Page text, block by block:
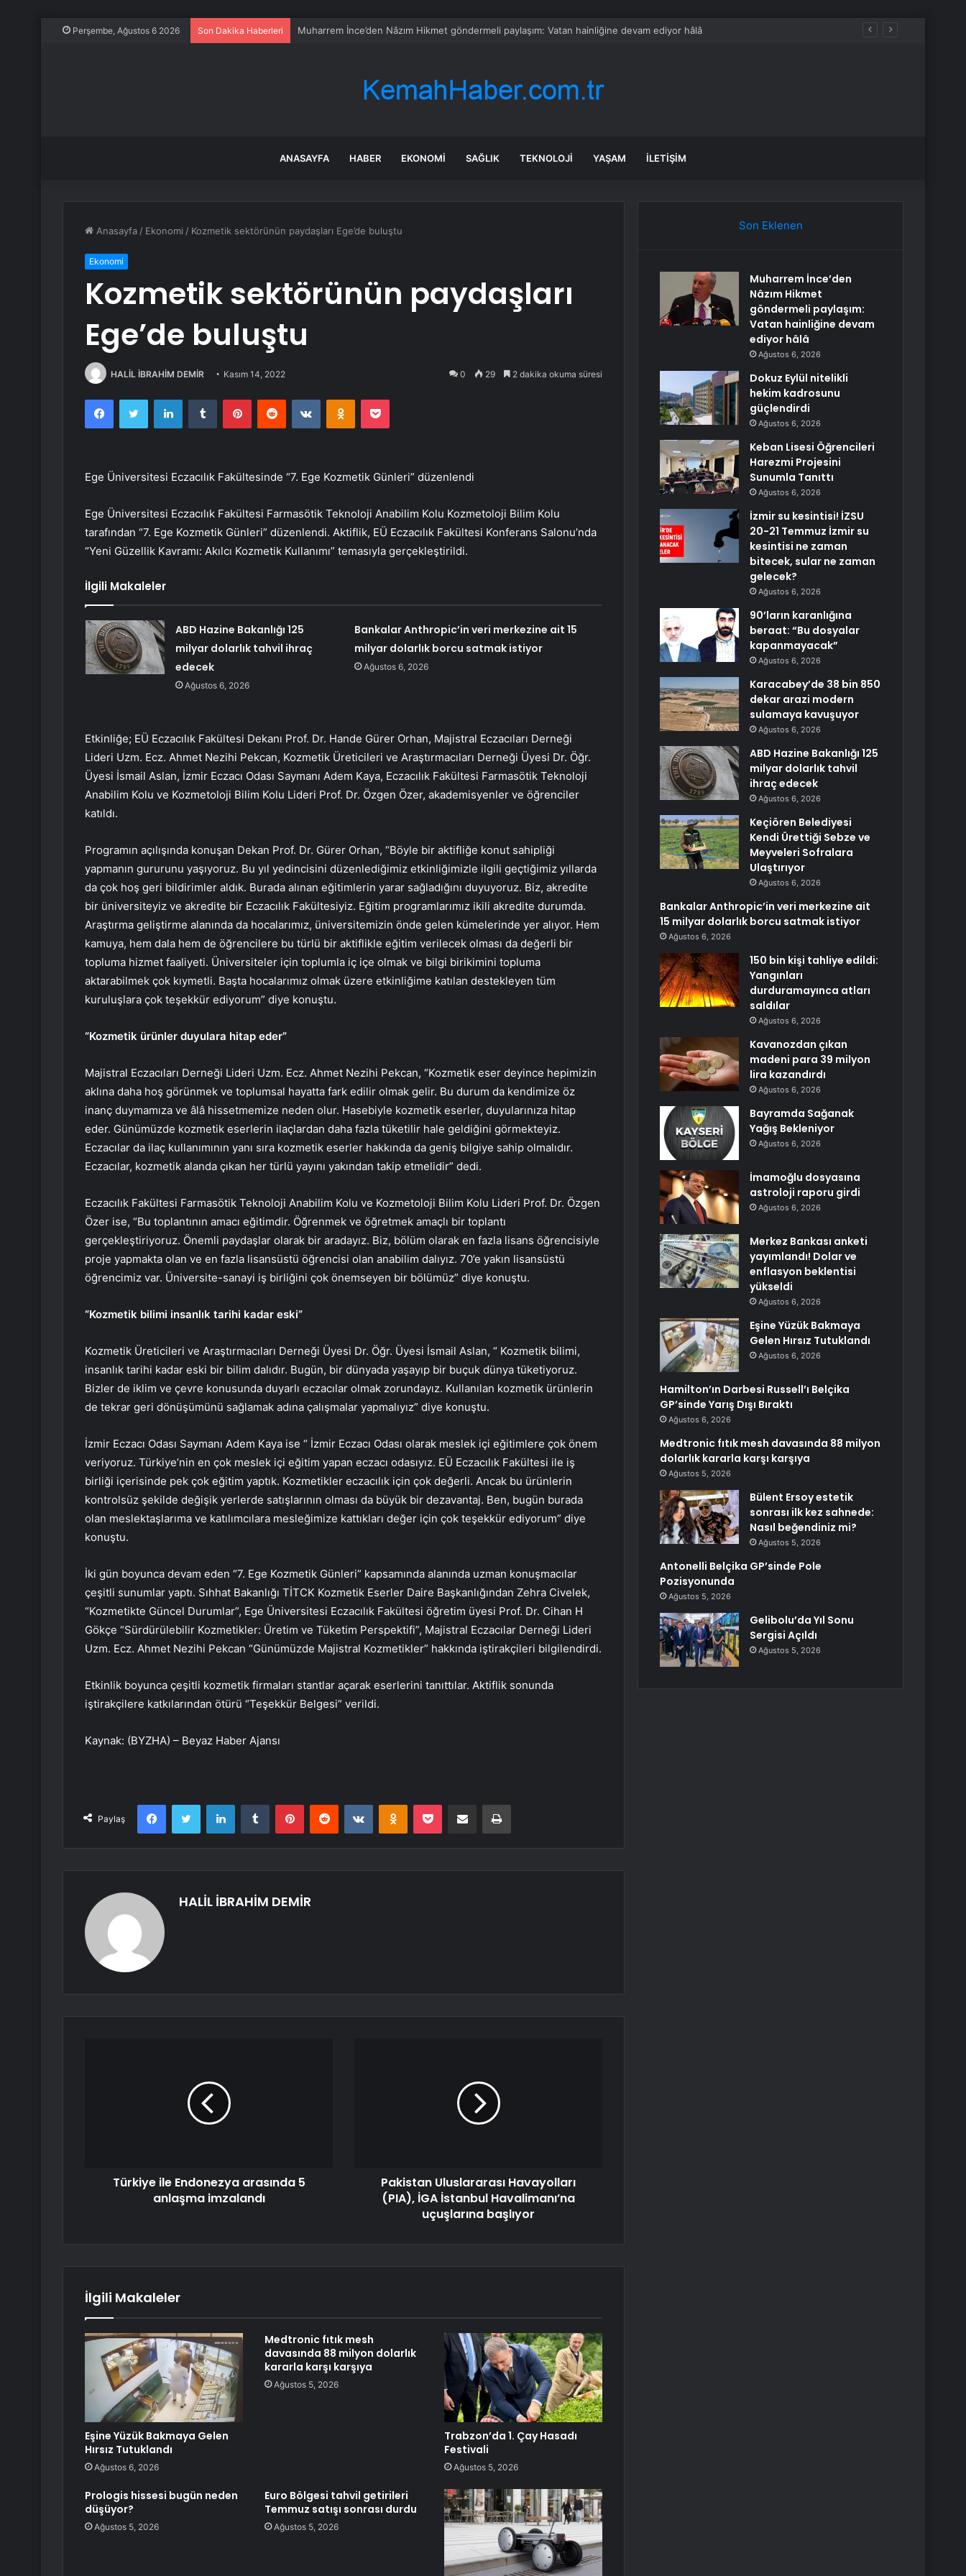
Perşembe, Ağustos 6 2026 Son Dakika Haberleri Dokuz Eylül nitelikli hekim kadrosunu güçlendirdi
ANASAYFA HABER EKONOMI SAĞLIK TEKNOLOJI YAŞAM İLETIŞIM
Anasayfa / Ekonomi / Kozmetik sektörünün paydaşları Ege’de buluştu
Ekonomi
Kozmetik sektörünün paydaşları
Ege’de buluştu
HALİL İBRAHİM DEMİR Kasım 14, 2022 0 29 2 dakika okuma süresi
FacebookTwitter LinkedInTumblr PinterestReddit VKontakteOdnoklassniki
Pocket
Ege Üniversitesi Eczacılık Fakültesinde “7. Ege Kozmetik Günleri” düzenlendi
Ege Üniversitesi Eczacılık Fakültesi Farmasötik Teknoloji Anabilim Kolu Kozmetoloji Bilim Kolu
tarafından “7. Ege Kozmetik Günleri” düzenlendi. Aktiflik, EÜ Eczacılık Fakültesi Konferans Salonu’nda
“Yeni Güzellik Kavramı: Akılcı Kozmetik Kullanımı” temasıyla gerçekleştirildi.
İlgili Makaleler
ABD Hazine Bakanlığı 125
milyar dolarlık tahvil ihraç
edecek
Ağustos 6, 2026
Bankalar Anthropic’in veri merkezine ait 15
milyar dolarlık borcu satmak istiyor
Ağustos 6, 2026
Etkinliğe; EÜ Eczacılık Fakültesi Dekanı Prof. Dr. Hande Gürer Orhan, Majistral Eczacıları Derneği
Lideri Uzm. Ecz. Ahmet Nezihi Pekcan, Kozmetik Üreticileri ve Araştırmacıları Derneği Üyesi Dr. Öğr.
Üyesi İsmail Aslan, İzmir Eczacı Odası Saymanı Adem Kaya, Eczacılık Fakültesi Farmasötik Teknoloji
Anabilim Kolu ve Kozmetoloji Bilim Kolu Lideri Prof. Dr. Özgen Özer, akademisyenler ve öğrenciler
katıldı.
Programın açılışında konuşan Dekan Prof. Dr. Gürer Orhan, “Böyle bir aktifliğe konut sahipliği
yapmanın gururunu yaşıyoruz. Bu yıl yedincisini düzenlediğimiz etkinliğimizle ilgili geçtiğimiz yıllarda
da çok hoş geri bildirimler aldık. Burada alınan eğitimlerin yarar sağladığını duyuyoruz. Biz, akredite
bir üniversiteyiz ve akredite bir Eczacılık Fakültesiyiz. Eğitim programlarımız ikili akredite durumda.
Araştırma geliştirme alanında da hocalarımız, üniversitemizin önde gelen kümelerinde yer alıyor. Hem
kamuya, hem dala hem de öğrencilere bu türlü bir aktiflikle eğitim verilecek olması da değerli bir
topluma hizmet faaliyeti. Üniversiteler için toplumla iç içe olmak ve bilgi birikimini topluma
aktarabilmek çok kıymetli. Başta hocalarımız olmak üzere etkinliğime katılan destekleyen tüm
kuruluşlara çok teşekkür ediyorum” diye konuştu.
“Kozmetik ürünler duyulara hitap eder”
Majistral Eczacıları Derneği Lideri Uzm. Ecz. Ahmet Nezihi Pekcan, “Kozmetik eser deyince hepimizin
aklına daha hoş görünmek ve toplumsal hayatta fark edilir olmak gelir. Bu durum da kendimize öz
inanç duymamıza ve âlâ hissetmemize neden olur. Hasebiyle kozmetik eserler, duyularınıza hitap
eder. Günümüzde kozmetik eserlerin ilaçlardan daha fazla tüketilir hale geldiğini görmekteyiz.
Eczacılar da ilaç kullanımının yanı sıra kozmetik eserler hakkında da geniş bilgiye sahip olmalıdır.
Eczacılar, kozmetik alanda çıkan her türlü yayını yakından takip etmelidir” dedi.
Eczacılık Fakültesi Farmasötik Teknoloji Anabilim Kolu ve Kozmetoloji Bilim Kolu Lideri Prof. Dr. Özgen
Özer ise, “Bu toplantının amacı eğitimdir. Öğrenmek ve öğretmek amaçlı bir toplantı
gerçekleştiriyoruz. Önemli paydaşlar olarak bir aradayız. Biz, bölüm olarak en fazla lisans öğrencisiyle
proje yapmakta olan ve en fazla lisansüstü öğrencisi olan anabilim dalıyız. 70’e yakın lisansüstü
öğrencimiz var. Üniversite-sanayi iş birliğini çok önemseyen bir bölümüz” diye konuştu.
“Kozmetik bilimi insanlık tarihi kadar eski”
Kozmetik Üreticileri ve Araştırmacıları Derneği Üyesi Dr. Öğr. Üyesi İsmail Aslan, “ Kozmetik bilimi,
insanlık tarihi kadar eski bir bilim dalıdır. Bugün, bir dünyada yaşayıp bir buçuk dünya tüketiyoruz.
Bizler de iklim ve çevre konusunda duyarlı eczacılar olmak zorundayız. Kullanılan kozmetik ürünlerin
de tekrar geri dönüşümünü sağlamak adına çalışmalar yapmalıyız” diye konuştu.
İzmir Eczacı Odası Saymanı Adem Kaya ise “ İzmir Eczacı Odası olarak meslek içi eğitimlere çok önem
veriyoruz. Türkiye’nin en çok meslek içi eğitim yapan eczacı odasıyız. EÜ Eczacılık Fakültesi ile iş
birliği içerisinde pek çok eğitim yaptık. Kozmetikler eczacılık için çok değerli. Ancak bu ürünlerin
kontrolsüz şekilde değişik yerlerde satışlarının olması da büyük bir dezavantaj. Ben, bugün burada
olan meslektaşlarıma ve katılımcılara mesleğimize kattıkları değer için çok teşekkür ediyorum” diye
konuştu.
İki gün boyunca devam eden “7. Ege Kozmetik Günleri” kapsamında alanında uzman konuşmacılar
çeşitli sunumlar yaptı. Sıhhat Bakanlığı TİTCK Kozmetik Eserler Daire Başkanlığından Zehra Civelek,
“Kozmetikte Güncel Durumlar”, Ege Üniversitesi Eczacılık Fakültesi öğretim üyesi Prof. Dr. Cihan H
Gökçe “Sürdürülebilir Kozmetikler: Üretim ve Tüketim Perspektifi”, Majistral Eczacılar Derneği Lideri
Uzm. Ecz. Ahmet Nezihi Pekcan “Günümüzde Majistral Kozmetikler” hakkında iştirakçileri bilgilendirdi.
Etkinlik boyunca çeşitli kozmetik firmaları stantlar açarak eserlerini tanıttılar. Aktiflik sonunda
iştirakçilere katkılarından ötürü “Teşekkür Belgesi” verildi.
Kaynak: (BYZHA) – Beyaz Haber Ajansı
Paylaş
FacebookTwitter LinkedInTumblr PinterestReddit VKontakteOdnoklassniki
Pocket E-Posta ile paylaş Yazdır
HALİL İBRAHİM DEMİR
Türkiye ile Endonezya arasında 5
anlaşma imzalandı
Pakistan Uluslararası Havayolları
(PIA), İGA İstanbul Havalimanı’na
uçuşlarına başlıyor
İlgili Makaleler
Eşine Yüzük Bakmaya Gelen
Hırsız Tutuklandı
Ağustos 6, 2026
Medtronic fıtık mesh
davasında 88 milyon dolarlık
kararla karşı karşıya
Ağustos 5, 2026
Trabzon’da 1. Çay Hasadı
Festivali
Ağustos 5, 2026
Prologis hissesi bugün neden
düşüyor?
Ağustos 5, 2026
Euro Bölgesi tahvil getirileri
Temmuz satışı sonrası durdu
Ağustos 5, 2026
Son Eklenen
Muharrem İnce’den
Nâzım Hikmet
göndermeli paylaşım:
Vatan hainliğine devam
ediyor hâlâ
Ağustos 6, 2026
Dokuz Eylül nitelikli
hekim kadrosunu
güçlendirdi
Ağustos 6, 2026
Keban Lisesi Öğrencileri
Harezmi Projesini
Sunumla Tanıttı
Ağustos 6, 2026
İzmir su kesintisi! İZSU
20-21 Temmuz İzmir su
kesintisi ne zaman
bitecek, sular ne zaman
gelecek?
Ağustos 6, 2026
90’ların karanlığına
beraat: “Bu dosyalar
kapanmayacak”
Ağustos 6, 2026
Karacabey’de 38 bin 850
dekar arazi modern
sulamaya kavuşuyor
Ağustos 6, 2026
ABD Hazine Bakanlığı 125
milyar dolarlık tahvil
ihraç edecek
Ağustos 6, 2026
Keçiören Belediyesi
Kendi Ürettiği Sebze ve
Meyveleri Sofralara
Ulaştırıyor
Ağustos 6, 2026
Bankalar Anthropic’in veri merkezine ait
15 milyar dolarlık borcu satmak istiyor
Ağustos 6, 2026
150 bin kişi tahliye edildi:
Yangınları
durduramayınca atları
saldılar
Ağustos 6, 2026
Kavanozdan çıkan
madeni para 39 milyon
lira kazandırdı
Ağustos 6, 2026
Bayramda Sağanak
Yağış Bekleniyor
Ağustos 6, 2026
İmamoğlu dosyasına
astroloji raporu girdi
Ağustos 6, 2026
Merkez Bankası anketi
yayımlandı! Dolar ve
enflasyon beklentisi
yükseldi
Ağustos 6, 2026
Eşine Yüzük Bakmaya
Gelen Hırsız Tutuklandı
Ağustos 6, 2026
Hamilton’ın Darbesi Russell’ı Belçika
GP’sinde Yarış Dışı Bıraktı
Ağustos 6, 2026
Medtronic fıtık mesh davasında 88 milyon
dolarlık kararla karşı karşıya
Ağustos 5, 2026
Bülent Ersoy estetik
sonrası ilk kez sahnede:
Nasıl beğendiniz mi?
Ağustos 5, 2026
Antonelli Belçika GP’sinde Pole
Pozisyonunda
Ağustos 5, 2026
Gelibolu’da Yıl Sonu
Sergisi Açıldı
Ağustos 5, 2026